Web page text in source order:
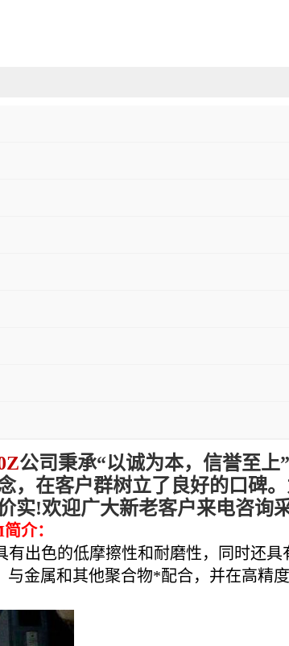
公司秉承“以诚为本，信誉至上
，在客户群树立了良好的口碑
!欢迎广大新老客户来电咨询采
介：
有出色的低摩擦性和耐磨性，同时还具
与金属和其他聚合物*配合，并在高精